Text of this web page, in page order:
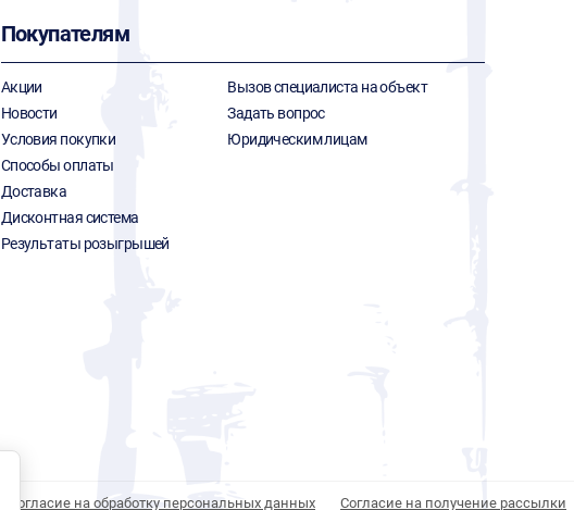
Покупателям
Акции
Новости
Условия покупки
Способы оплаты
Доставка
Дисконтная система
Результаты розыгрышей
Вызов специалиста на объект
Задать вопрос
Юридическим лицам
Согласие на обработку персональных данных Согласие на получение рассылки